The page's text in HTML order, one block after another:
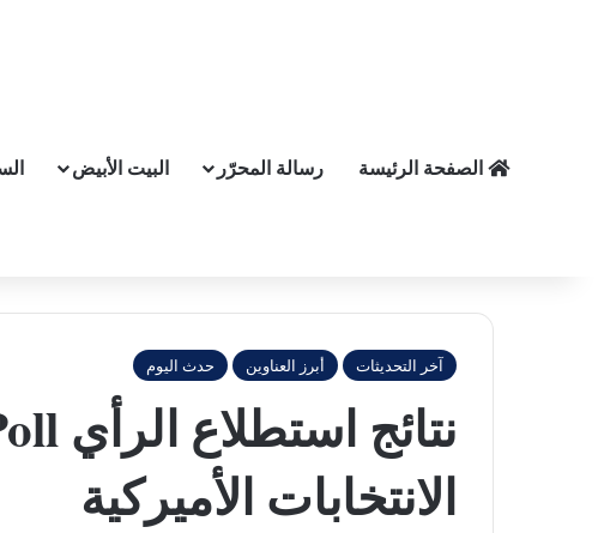
الصفحة الرئيسة رسالة المحرّر البيت الأبيض
آخر التحديثات أبرز العناوين حدث اليوم
الانتخابات الأميركية